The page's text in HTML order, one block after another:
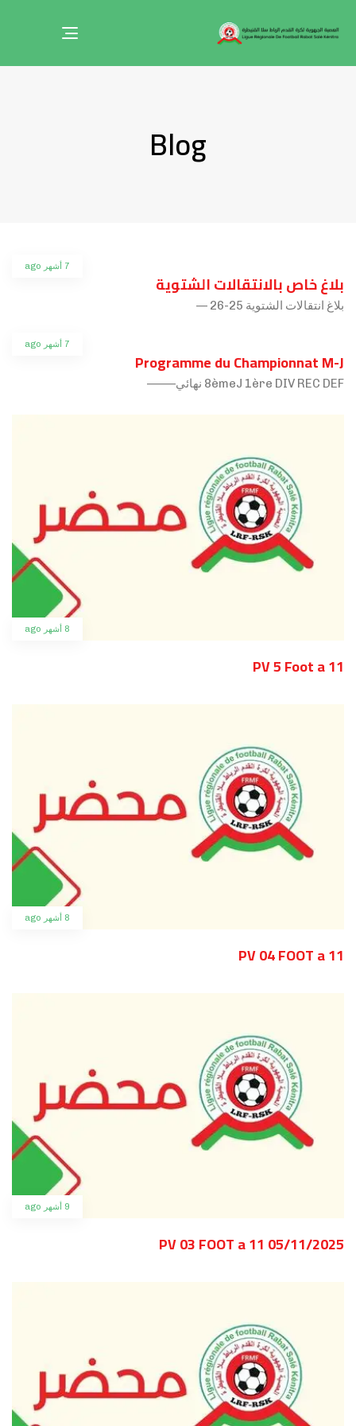
Toggle
Blog
7 أشهر ago
بلاغ خاص بالانتقالات الشتوية
بلاغ انتقالات الشتوية 25-26 —
7 أشهر ago
Programme du Championnat M-J
8èmeJ 1ère DIV REC DEF نهائي——–
8 أشهر ago
PV 5 Foot a 11
8 أشهر ago
PV 04 FOOT a 11
9 أشهر ago
PV 03 FOOT a 11 05/11/2025